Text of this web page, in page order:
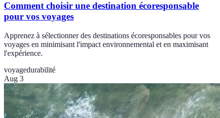
Comment choisir une destination écoresponsable
pour vos voyages
Apprenez à sélectionner des destinations écoresponsables pour vos
voyages en minimisant l'impact environnemental et en maximisant
l'expérience.
voyagedurabilité
Aug 3